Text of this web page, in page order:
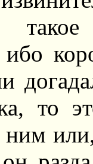
ибо
то
ним